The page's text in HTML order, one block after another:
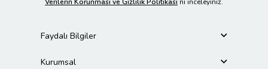
Verilerin Korunması ve Gizlilik Politikası’nı inceleyiniz.
Faydalı Bilgiler
Kurumsal